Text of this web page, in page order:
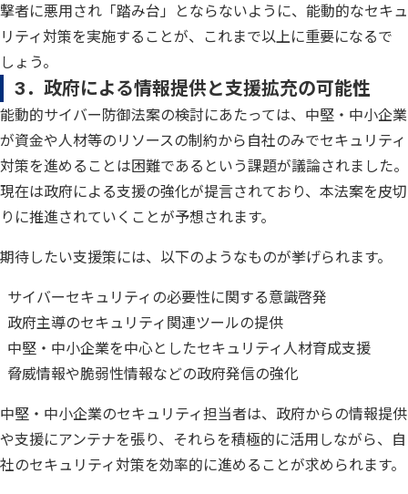
撃者に悪用され「踏み台」とならないように、能動的なセキュ
リティ対策を実施することが、これまで以上に重要になるで
しょう。
3．政府による情報提供と支援拡充の可能性
能動的サイバー防御法案の検討にあたっては、中堅・中小企業
が資金や人材等のリソースの制約から自社のみでセキュリティ
対策を進めることは困難であるという課題が議論されました。
現在は政府による支援の強化が提言されており、本法案を皮切
りに推進されていくことが予想されます。
期待したい支援策には、以下のようなものが挙げられます。
サイバーセキュリティの必要性に関する意識啓発
政府主導のセキュリティ関連ツールの提供
中堅・中小企業を中心としたセキュリティ人材育成支援
脅威情報や脆弱性情報などの政府発信の強化
中堅・中小企業のセキュリティ担当者は、政府からの情報提供
や支援にアンテナを張り、それらを積極的に活用しながら、自
社のセキュリティ対策を効率的に進めることが求められます。